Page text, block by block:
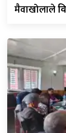
मैवाखोलाले